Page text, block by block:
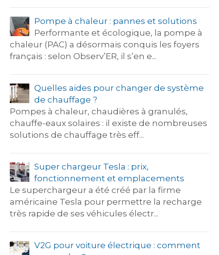
Pompe à chaleur : pannes et solutions
Performante et écologique, la pompe à
chaleur (PAC) a désormais conquis les foyers
français : selon Observ’ER, il s’en e...
Quelles aides pour changer de système
de chauffage ?
Pompes à chaleur, chaudières à granulés,
chauffe-eaux solaires : il existe de nombreuses
solutions de chauffage très eff...
Super chargeur Tesla : prix,
fonctionnement et emplacements
Le superchargeur a été créé par la firme
américaine Tesla pour permettre la recharge
très rapide de ses véhicules électr...
V2G pour voiture électrique : comment